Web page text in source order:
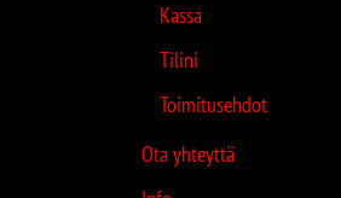
Kassa
Tilini
Toimitusehdot
Ota yhteyttä